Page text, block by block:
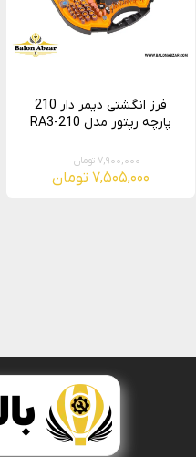
فرز انگشتی دیمر دار 210
پارچه رپتور مدل RA3-210
۷,۹۰۰,۰۰۰ تومان
۷,۵۰۵,۰۰۰ تومان